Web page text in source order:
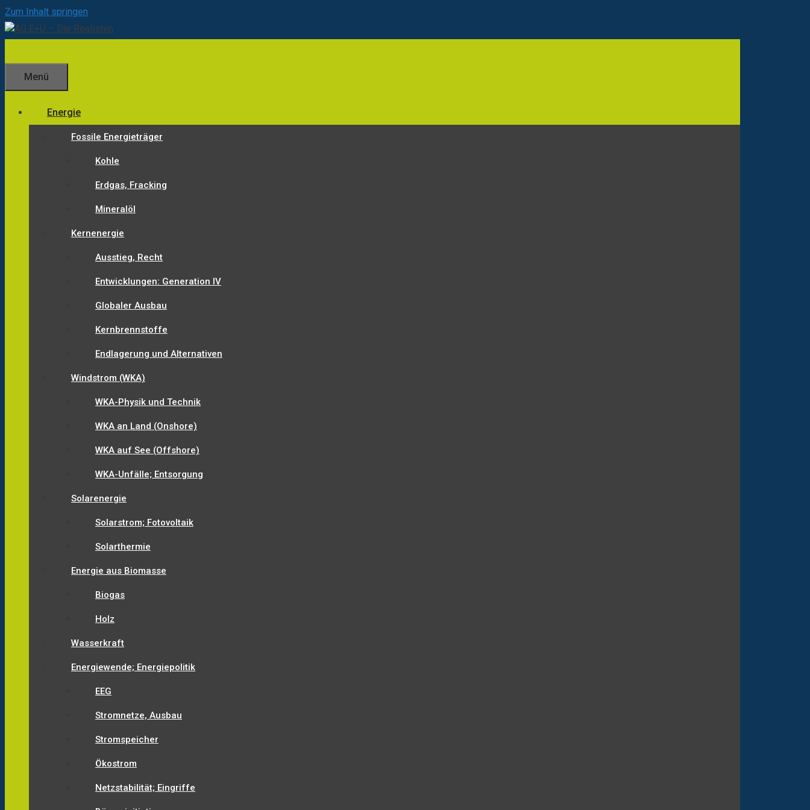
Zum Inhalt springen
Menü
Energie
Fossile Energieträger
Kohle
Erdgas, Fracking
Mineralöl
Kernenergie
Ausstieg, Recht
Entwicklungen: Generation IV
Globaler Ausbau
Kernbrennstoffe
Endlagerung und Alternativen
Windstrom (WKA)
WKA-Physik und Technik
WKA an Land (Onshore)
WKA auf See (Offshore)
WKA-Unfälle; Entsorgung
Solarenergie
Solarstrom; Fotovoltaik
Solarthermie
Energie aus Biomasse
Biogas
Holz
Wasserkraft
Energiewende; Energiepolitik
EEG
Stromnetze, Ausbau
Stromspeicher
Ökostrom
Netzstabilität; Eingriffe